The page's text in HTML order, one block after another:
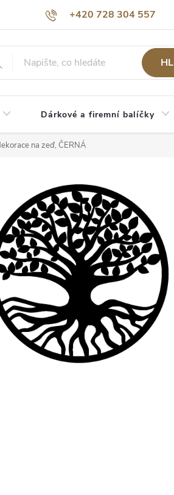
+420 728 304 557
údajů O nás
Dárkové a firemní balíčky
na zeď, ČERNÁ